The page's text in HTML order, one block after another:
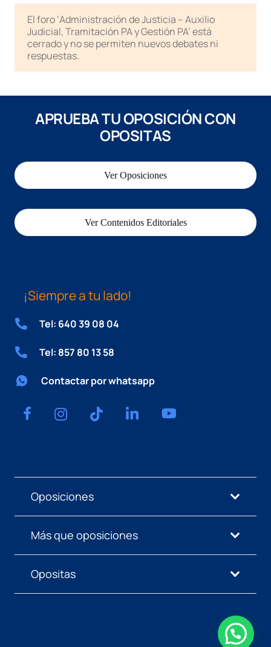
El foro ‘Administración de Justicia – Auxilio
Judicial, Tramitación PA y Gestión PA’ está
cerrado y no se permiten nuevos debates ni
respuestas.
APRUEBA TU OPOSICIÓN CON
OPOSITAS
Ver Oposiciones
Ver Contenidos Editoriales
¡Siempre a tu lado!
Tel: 640 39 08 04
Tel: 857 80 13 58
Contactar por whatsapp
Oposiciones
Más que oposiciones
Opositas